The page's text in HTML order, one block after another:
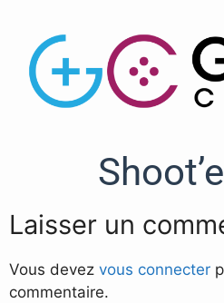
Laisser un
Vous devez vous connecter
commentaire.